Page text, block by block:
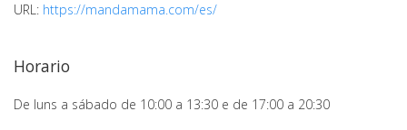
URL: https://mandamama.com/es/
Horario
De luns a sábado de 10:00 a 13:30 e de 17:00 a 20:30